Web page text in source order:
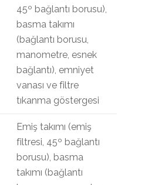
45º bağlantı borusu),
basma takımı
(bağlantı borusu,
manometre, esnek
bağlantı), emniyet
vanası ve filtre
tıkanma göstergesi
Emiş takımı (emiş
filtresi, 45º bağlantı
borusu), basma
takımı (bağlantı